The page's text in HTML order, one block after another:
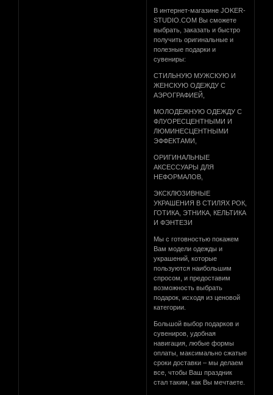
В интернет-магазине JOKER-
STUDIO.COM Вы сможете
выбрать, заказать и быстро
получить оригинальные и
полезные подарки и
сувениры:
СТИЛЬНУЮ МУЖСКУЮ И
ЖЕНСКУЮ ОДЕЖДУ С
АЭРОГРАФИЕЙ,
МОЛОДЕЖНУЮ ОДЕЖДУ С
ФЛУОРЕСЦЕНТНЫМИ И
ЛЮМИНЕСЦЕНТНЫМИ
ЭФФЕКТАМИ,
ОРИГИНАЛЬНЫЕ
АКСЕССУАРЫ ДЛЯ
НЕФОРМАЛОВ,
ЭКСКЛЮЗИВНЫЕ
УКРАШЕНИЯ В СТИЛЯХ РОК,
ГОТИКА, ЭТНИКА, КЕЛЬТИКА
И ФЭНТЕЗИ
Мы с готовностью покажем
Вам модели одежды и
украшений, которые
пользуются наибольшим
спросом, и предоставим
возможность выбрать
подарок, исходя из ценовой
категории.
Большой выбор подарков и
сувениров, удобная
навигация, любые формы
оплаты, максимально сжатые
сроки доставки – мы делаем
все, чтобы Ваш праздник
стал таким, как Вы мечтаете.